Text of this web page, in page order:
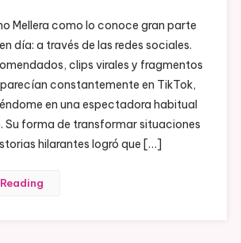
Con
El
Príncipe
De
Las
Mellera como lo conoce gran parte
día: a través de las redes sociales.
clips virales y fragmentos
constantemente en TikTok,
en una espectadora habitual
Su forma de transformar situaciones
hilarantes logró que […]